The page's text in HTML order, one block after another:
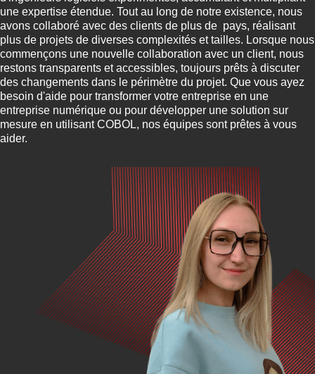
une expertise étendue. Tout au long de notre existence, nous
avons collaboré avec des clients de plus de pays, réalisant
plus de projets de diverses complexités et tailles. Lorsque nous
commençons une nouvelle collaboration avec un client, nous
restons transparents et accessibles, toujours prêts à discuter
des changements dans le périmètre du projet. Que vous ayez
besoin d'aide pour transformer votre entreprise en une
entreprise numérique ou pour développer une solution sur
mesure en utilisant COBOL, nos équipes sont prêtes à vous
aider.